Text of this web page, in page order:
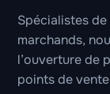
Spécialistes
marchands,
l’ouverture de
points de